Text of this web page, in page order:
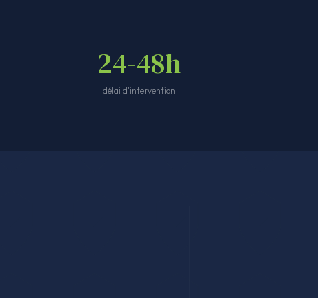
24-48h
délai d'intervention